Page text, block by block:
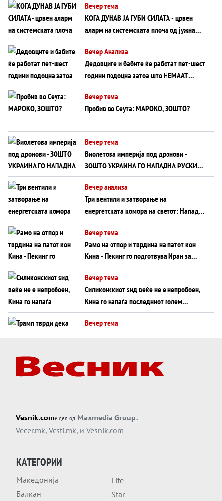
Вечер тема
КОГА ДУНАВ ЈА ГУБИ СИЛАТА - црвен
аларм на системската плоча од јужна
Германија до Црното Море...
Вечер Анализа
Дедовците и бабите ќе работат пет-шест
години подоцна затоа што НЕМААТ
ВНУЦИ ДА ГИ ЗАМЕНАТ
Вечер тема
Пробив во Сеута: МАРОКО, ЗОШТО?
Вечер тема
Виолетова империја под дронови -
ЗОШТО УКРАИНА ГО НАПАДНА РУСКИОТ
WILDBERRIES
Вечер анализа
Три вентили и затворање на
енергетската комора на светот: Нападот
во Суец најавува глобален енергетски
инфаркт?
Вечер тема
Рамо на отпор и тврдина на патот кон
Кина - Пекинг го подготвува Иран за
американска копнена инвазија
Вечер тема
Силиконскиот ѕид веќе не е непробоен,
Кина го напаѓа последниот голем
монопол на Западот?
Вечер тема
Вечер тема
ДЛАБОКО УДОЛУ: Сметководствените
Вечер тема
АТОМСКО ДОМИНО НА БЛИСКИОТ
ИСТОК
Обвинувањето кон Русија го поврзува
Блискиот Исток со украинското бојно
Vesnik.comе дел од Maxmedia Group:
Vecer.mk, Vesti.mk, и Vesnik.com
КАТЕГОРИИ
Македонија
Балкан
Life
Star